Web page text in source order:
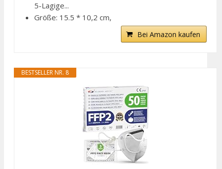
5-Lagige...
Größe: 15.5 * 10,2 cm,
Bei Amazon kaufen
BESTSELLER NR. 8